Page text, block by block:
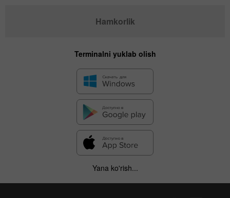
Hamkorlik
Terminalni yuklab olish
Yana ko'rish...